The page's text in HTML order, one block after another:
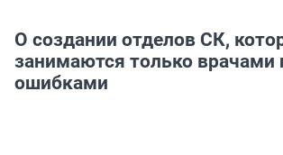
О создании отделов СК,
занимаются только врачами
ошибками